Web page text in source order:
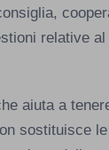
relative al
aiuta a
sostituisce le